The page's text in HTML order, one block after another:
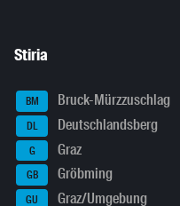
Stiria
BM Bruck-Mürzzuschlag
DL Deutschlandsberg
G Graz
GB Gröbming
GU Graz/Umgebung